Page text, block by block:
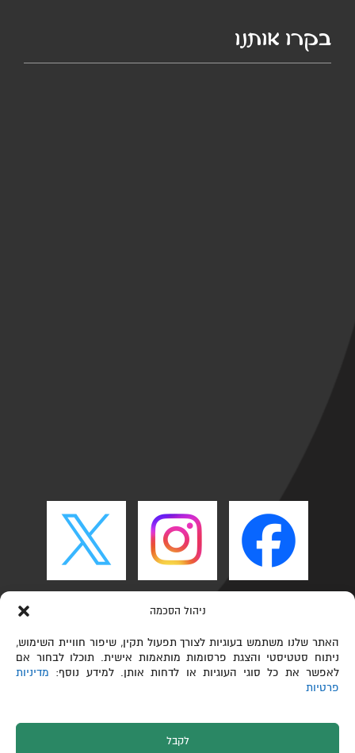
ניהול הסכמה
האתר שלנו משתמש בעוגיות לצורך תפעול תקין, שיפור חוויית השימוש,
ניתוח סטטיסטי והצגת פרסומות מותאמות אישית. תוכלו לבחור אם
לאפשר את כל סוגי העוגיות או לדחות אותן. למידע נוסף: מדיניות
פרטיות
לקבל
בקרו אותנו